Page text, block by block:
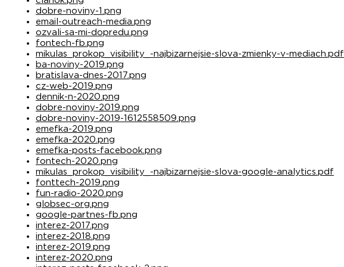
dobre-noviny-1.png
email-outreach-media.png
ozvali-sa-mi-dopredu.png
fontech-fb.png
mikulas_prokop_visibility_-najbizarnejsie-slova-zmienky-v-mediach.pdf
ba-noviny-2019.png
bratislava-dnes-2017.png
cz-web-2019.png
dennik-n-2020.png
dobre-noviny-2019.png
dobre-noviny-2019-1612558509.png
emefka-2019.png
emefka-2020.png
emefka-posts-facebook.png
fontech-2020.png
mikulas_prokop_visibility_-najbizarnejsie-slova-google-analytics.pdf
fonttech-2019.png
fun-radio-2020.png
globsec-org.png
google-partnes-fb.png
interez-2017.png
interez-2018.png
interez-2019.png
interez-2020.png